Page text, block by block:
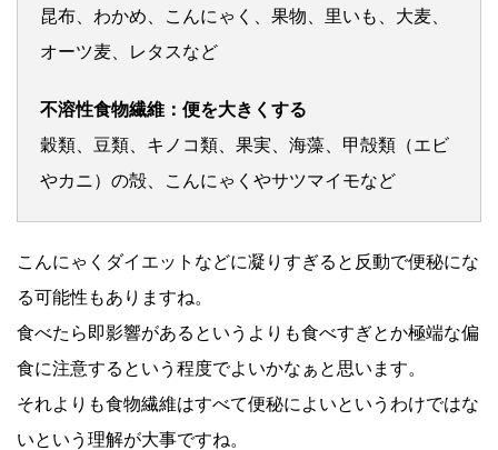
昆布、わかめ、こんにゃく、果物、里いも、大麦、
オーツ麦、レタスなど
不溶性食物繊維：便を大きくする
穀類、豆類、キノコ類、果実、海藻、甲殻類（エビ
やカニ）の殻、こんにゃくやサツマイモなど
こんにゃくダイエットなどに凝りすぎると反動で便秘にな
る可能性もありますね。
食べたら即影響があるというよりも食べすぎとか極端な偏
食に注意するという程度でよいかなぁと思います。
それよりも食物繊維はすべて便秘によいというわけではな
いという理解が大事ですね。